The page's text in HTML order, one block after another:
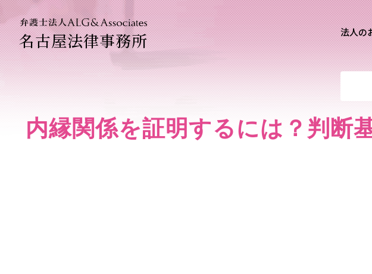
名古屋法律事務所 法人の
個人のお客様ご相談
離婚問題
内縁関係を証明するには？判断